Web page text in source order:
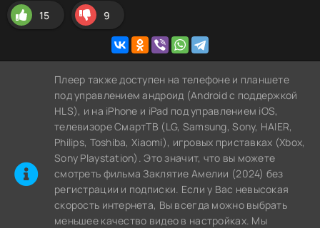
15 9
Плеер также доступен на телефоне и планшете
под управлением андроид (Android с поддержкой
HLS), и на iPhone и iPad под управлением iOS,
телевизоре СмартТВ (LG, Samsung, Sony, HAIER,
Philips, Toshiba, Xiaomi), игровых приставках (Xbox,
Sony Playstation). Это значит, что вы можете
cмотреть фильма Заклятие Амелии (2024) без
регистрации и подписки. Если у Вас невысокая
скорость интернета, Вы всегда можно выбрать
меньшее качество видео в настройках. Мы